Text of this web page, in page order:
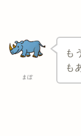
まぼ
も
も